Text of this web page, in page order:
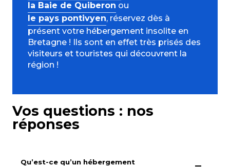
la Baie de Quiberon ou
le pays pontivyen, réservez dès à
présent votre hébergement insolite en
Bretagne ! Ils sont en effet très prisés des
visiteurs et touristes qui découvrent la
région !
Vos questions : nos
réponses
Qu’est-ce qu’un hébergement